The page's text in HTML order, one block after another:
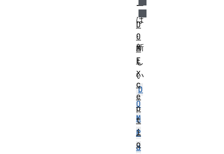
ー
は
、
新
し
い
D
O
M
P
a
D
O
M
E
x
c
e
p
t
i
o